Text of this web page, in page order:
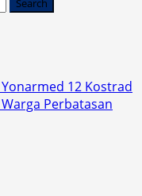
12 Kostrad
Perbatasan